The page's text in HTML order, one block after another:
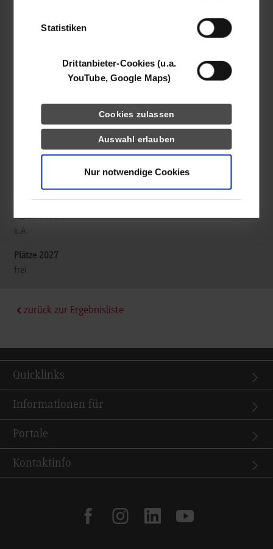
Statistiken
Drittanbieter-Cookies (u.a.
YouTube, Google Maps)
Cookies zulassen
Auswahl erlauben
Nur notwendige Cookies
https://www.ulrichmedical.com
info@ulrichmedical.com
Ansprechperson für Bewerbungen ist Frau Anja Stegmaier:
a.stegmaier@ulrichmedical.com; Tel. 0731 9654-107.
k.A.
frei
zurück zur Ergebnisliste
Quicklinks
Informationen für
Portale
Kontaktinfo
facebookinstagramlinkedinyoutube